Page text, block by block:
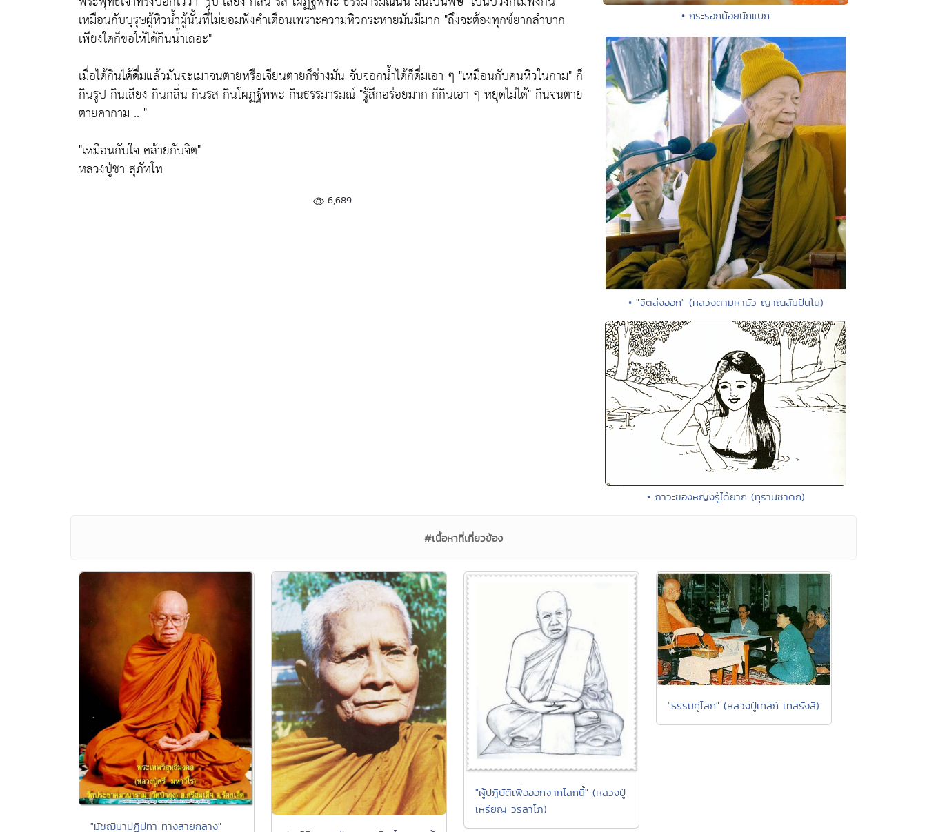
เหมือนกับบุรุษผู้หิวน้ำผู้นั้นที่ไม่ยอมฟังคำเตือนเพราะความหิวกระหายมันมีมาก "ถึงจะต้องทุกข์ยากลำบาก
เพียงใดก็ฃอให้ได้กินน้ำเถอะ"
เมื่อได้กินได้ดื่มแล้วมันจะเมาจนตายหรือเจียนตายก็ช่างมัน จับจอกน้ำได้ก็ดื่มเอา ๆ "เหมือนกับคนหิวในกาม" ก็
กินรูป กินเสียง กินกลิ่น กินรส กินโผฏฐัพพะ กินธรรมารมณ์ "รู้สีกอร่อยมาก ก็กินเอา ๆ หยุดไม่ได้" กินจนตาย
ตายคากาม .. "
"เหมือนกับใจ คล้ายกับจิต"
หลวงปู่ชา สุภัทโท
6,689
• กระรอกน้อยนักแบก
• "จิตส่งออก" (หลวงตามหาบัว ญาณสัมปันโน)
• ภาวะของหญิงรู้ได้ยาก (ทุรานชาดก)
#เนื้อหาที่เกี่ยวข้อง
"มัชฌิมาปฏิปทา ทางสายกลาง"
"ผู้ปฏิบัติเพื่อออกจากโลกนี้" (หลวงปู่
เหรียญ วรลาโภ)
"ธรรมคู่โลก" (หลวงปู่เทสก์ เทสรังสี)